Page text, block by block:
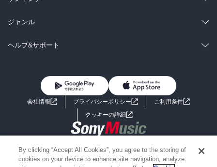
BL・TL
雑誌・グラビア
BL・TL
ラノベ
雑誌・グラビア
総合
ラノベ
ジャンル
コミック
ライトノベル 男子向けラノベ
小説
海外小説
ミステリー SF
ヘルプ&サポート
よくあるご質問 お問い合わせ
会社情報 プライバシーポリシー
ご利用条件
クッキーの詳細
Copyright 2017 - 2026 Sony Music Entertainment(Japan) Inc.
Information on the site is for the Japan domestic market only
By clicking “Accept All Cookies”, you agree to the storing of
cookies on your device to enhance site navigation, analyze